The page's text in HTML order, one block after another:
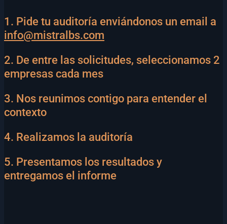
1. Pide tu auditoría enviándonos un email a
info@mistralbs.com
2. De entre las solicitudes, seleccionamos 2
empresas cada mes
3. Nos reunimos contigo para entender el
contexto
4. Realizamos la auditoría
5. Presentamos los resultados y
entregamos el informe